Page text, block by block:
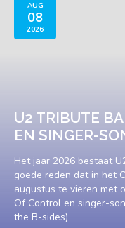
AUG
08
2026
U2 TRIBUTE
EN SINGER-
Het jaar 2026 bestaat
goede reden dat in het
augustus te vieren met
Of Control en singer-
the B-sides)